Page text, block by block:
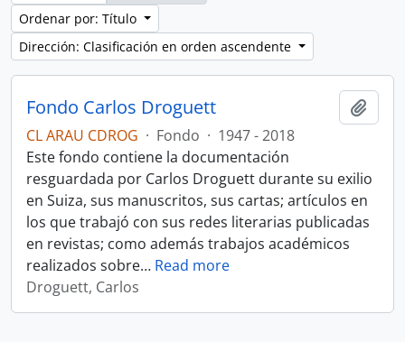
Ordenar por: Título
Dirección: Clasificación en orden ascendente
Fondo Carlos Droguett
CL ARAU CDROG · Fondo · 1947 - 2018
Este fondo contiene la documentación
resguardada por Carlos Droguett durante su exilio
en Suiza, sus manuscritos, sus cartas; artículos en
los que trabajó con sus redes literarias publicadas
en revistas; como además trabajos académicos
realizados sobre… Read more
Droguett, Carlos